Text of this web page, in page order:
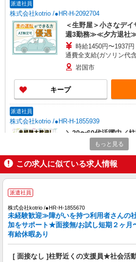
派遣社員
株式会社kotrio /●HR-H-2092704
＜生野屋＞小さなデ
週3勤務≫≪夕方退社
時給1450円〜1937
通費全支給(ガソリン代
岩国市
キープ
派遣社員
株式会社kotrio /●HR-H-1855939
＼20〜60代活躍中／
STAFF＊日曜休み
時給1450円〜1937
通費全支給(ガソリン代含
岩国市
派遣社員
株式会社kotrio /●HR-H-2077451
岩国駅★未経験OKの
もっと見る
この求人に似ている求人情報
派遣社員
株式会社kotrio /●HR-H-1855670
未経験歓迎≫障がいを持つ利用者さんの
加をサポート★面接無/お試し短期２ヶ月
有給休暇あり
[ 面接なし ]柱野近くの支援員★社会活